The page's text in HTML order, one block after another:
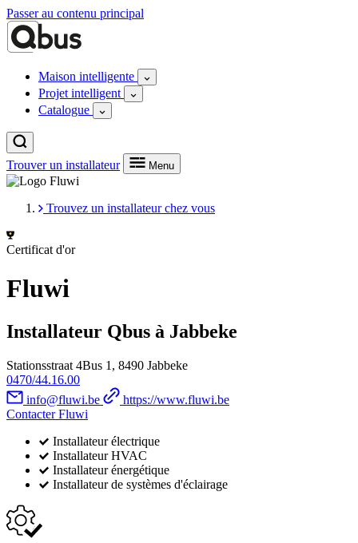
Passer au contenu principal
Maison intelligente
Projet intelligent
Catalogue
Trouver un installateur Menu
Trouvez un installateur chez vous
Certificat d'or
Fluwi
Installateur Qbus à Jabbeke
Stationsstraat 4Bus 1, 8490 Jabbeke
0470/44.16.00
info@fluwi.be
https://www.fluwi.be
Contacter Fluwi
Installateur électrique
Installateur HVAC
Installateur énergétique
Installateur de systèmes d'éclairage